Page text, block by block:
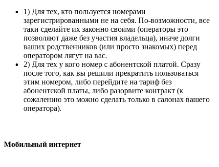
1) Для тех, кто пользуется номерами
зарегистрированными не на себя. По-возможности, все
таки сделайте их законно своими (операторы это
позволяют даже без участия владельца), иначе долги
ваших родственников (или просто знакомых) перед
оператором лягут на вас.
2) Для тех у кого номер с абонентской платой. Сразу
после того, как вы решили прекратить пользоваться
этим номером, либо перейдите на тариф без
абонентской платы, либо разорвите контракт (к
сожалению это можно сделать только в салонах вашего
оператора).
Мобильный интернет